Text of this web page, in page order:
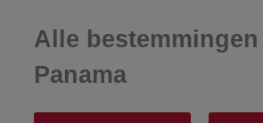
Alle
Panama